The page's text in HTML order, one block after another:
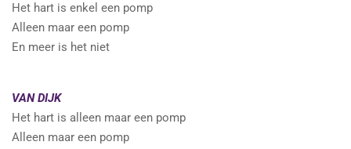
Het hart is enkel een pomp
Alleen maar een pomp
En meer is het niet
VAN DIJK
Het hart is alleen maar een pomp
Alleen maar een pomp